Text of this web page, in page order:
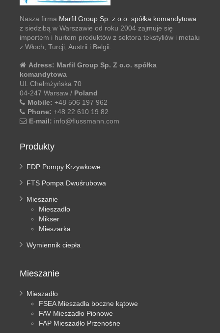
Nasza firma Marfil Group Sp. z o.o. spółka komandytowa
z siedzibą w Warszawie od roku 2004 zajmuje się
importem i hurtem produktów z sektora tekstyliów i metalu
z Włoch, Turcji, Austrii i Belgii.
Adress: Marfil Group Sp. Z o.o. spółka
komandytowa
Ul. Chełmżyńska 70
04-247 Warsaw / Poland
Mobile: +48 506 197 962
Phone: +48 22 610 19 82
E-mail: info@flussmann.com
Produkty
FDP Pompy Krzywkowe
FTS Pompa Dwuśrubowa
Mieszanie
Mieszadło
Mikser
Mieszarka
Wymiennik ciepła
Mieszanie
Mieszadło
FSEA Mieszadła boczne kątowe
FAV Mieszadło Pionowe
FAP Mieszadło Przenośne